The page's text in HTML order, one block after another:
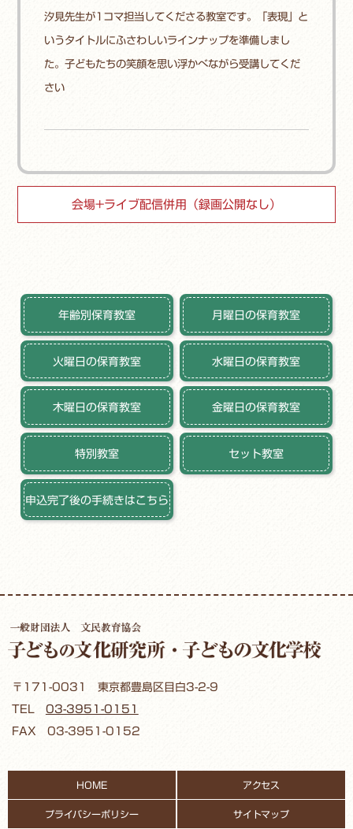
汐見先生が1コマ担当してくださる教室です。「表現」と
いうタイトルにふさわしいラインナップを準備しまし
た。子どもたちの笑顔を思い浮かべながら受講してくだ
さい
会場+ライブ配信併用（録画公開なし）
年齢別保育教室 月曜日の保育教室
火曜日の保育教室 水曜日の保育教室
木曜日の保育教室 金曜日の保育教室
特別教室 セット教室
申込完了後の手続きはこちら
〒171-0031 東京都豊島区目白3-2-9
TEL 03-3951-0151
FAX 03-3951-0152
HOME アクセス
プライバシーポリシー サイトマップ